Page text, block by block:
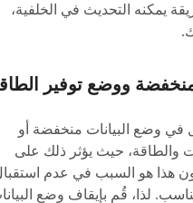
يمكنه التحديث في الخلفية،
في وضع البيانات منخفضة أو
والطاقة، حيث يؤثر ذلك على
هذا هو السبب في عدم
لذا، قُم بإيقاف وضع